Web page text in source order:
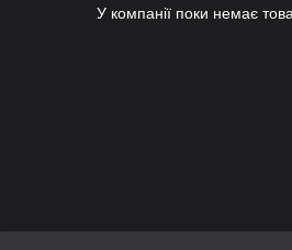
У компанії поки немає